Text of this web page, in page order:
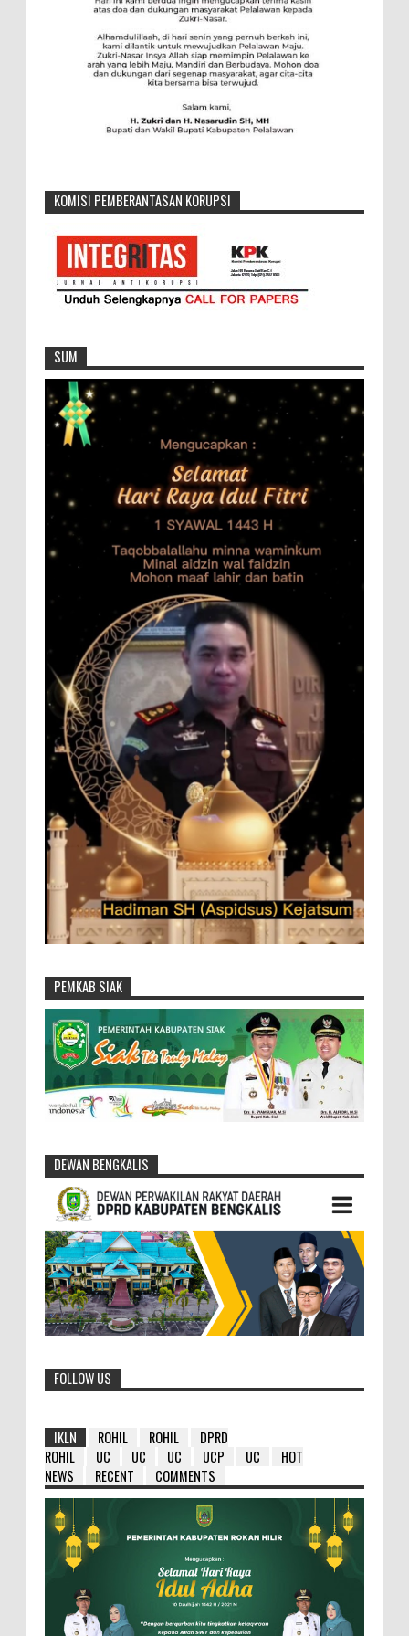
KOMISI PEMBERANTASAN KORUPSI
SUM
PEMKAB SIAK
DEWAN BENGKALIS
FOLLOW US
IKLN ROHIL ROHIL
DPRD
ROHIL
UC UC UC UCP UC
HOT
NEWS
RECENT COMMENTS